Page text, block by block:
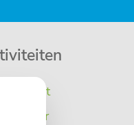
Overzicht
Kalender